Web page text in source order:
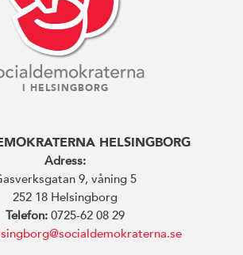
I HELSINGBORG
HELSINGBORG
Adress:
9, våning 5
252 18 Helsingborg
Telefon: 0725-62 08 29